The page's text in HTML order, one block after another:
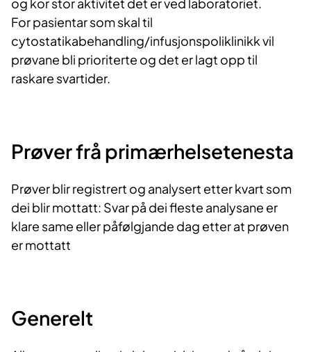
For pasientar som skal til
cytostatikabehandling/infusjonspoliklinikk vil
prøvane bli prioriterte og det er lagt opp til
raskare svartider.
Prøver frå prim​​ærhelsetenesta
Prøver blir registrert og analysert etter kvart som
dei blir mottatt: Svar på dei fleste analysane er
klare same eller påfølgjande dag etter at prøven
er mottatt
Generel​​​t